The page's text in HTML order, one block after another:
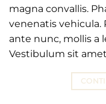
magna convallis.
venenatis vehicula.
ante nunc, mollis a
Vestibulum sit